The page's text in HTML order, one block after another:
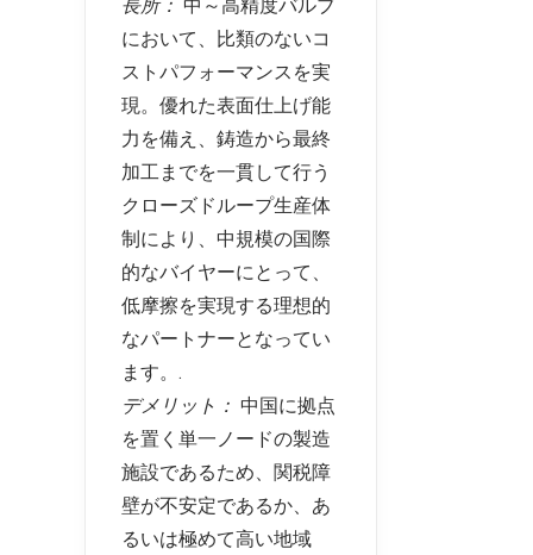
長所： 中～高精度バルブ
において、比類のないコ
ストパフォーマンスを実
現。優れた表面仕上げ能
力を備え、鋳造から最終
加工までを一貫して行う
クローズドループ生産体
制により、中規模の国際
的なバイヤーにとって、
低摩擦を実現する理想的
なパートナーとなってい
ます。.
デメリット： 中国に拠点
を置く単一ノードの製造
施設であるため、関税障
壁が不安定であるか、あ
るいは極めて高い地域